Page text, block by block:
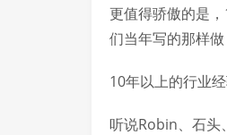
更值得骄傲的是
们当年写的那样
10年以上的行业
听说Robin、石头